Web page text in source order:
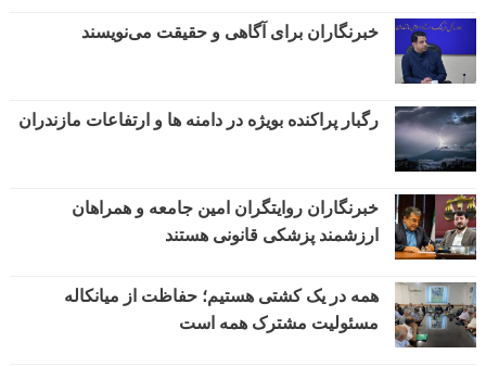
خبرنگاران برای آگاهی و حقیقت می‌نویسند
رگبار پراکنده بویژه در دامنه ها و ارتفاعات مازندران
خبرنگاران روایتگران امین جامعه و همراهان
ارزشمند پزشکی قانونی هستند
همه در یک کشتی هستیم؛ حفاظت از میانکاله
مسئولیت مشترک همه است